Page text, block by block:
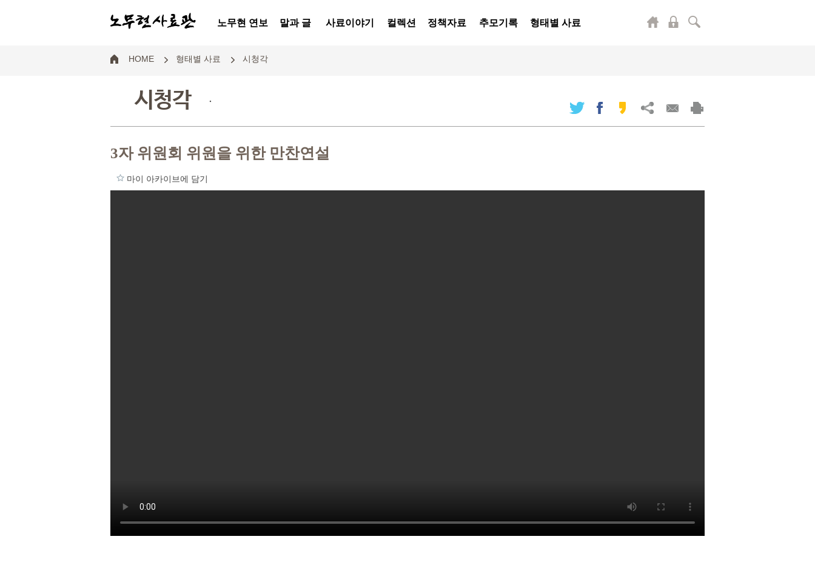
노무현 연보 말과 글 사료이야기 컬렉션 정책자료 추모기록 형태별 사료
HOME 형태별 사료 시청각
시청각 .
3자 위원회 위원을 위한 만찬연설
마이 아카이브에 담기